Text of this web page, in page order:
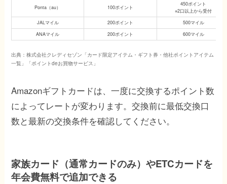
Ponta（au） 100ポイント
450ポイント
※2口以上から受付
JALマイル
200ポイント
500マイル
ANAマイル
200ポイント 600マイル
出典：株式会社クレディセゾン「カード限定アイテム・ギフト券・他社ポイントアイテム
一覧」「ポイントdeお買物サービス」
Amazonギフトカードは、一度に交換するポイント数
によってレートが変わります。交換前に最低交換口
数と最新の交換条件を確認してください。
家族カード（通常カードのみ）やETCカードを
年会費無料で追加できる